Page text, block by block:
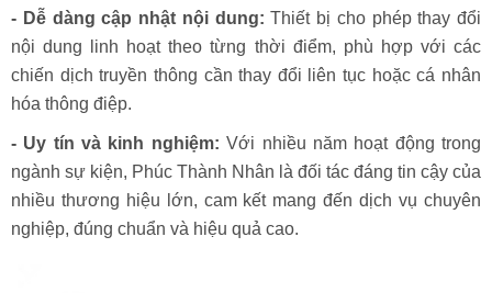
- Dễ dàng cập nhật nội dung: Thiết bị cho phép thay đổi
nội dung linh hoạt theo từng thời điểm, phù hợp với các
chiến dịch truyền thông cần thay đổi liên tục hoặc cá nhân
hóa thông điệp.
- Uy tín và kinh nghiệm: Với nhiều năm hoạt động trong
ngành sự kiện, Phúc Thành Nhân là đối tác đáng tin cậy của
nhiều thương hiệu lớn, cam kết mang đến dịch vụ chuyên
nghiệp, đúng chuẩn và hiệu quả cao.